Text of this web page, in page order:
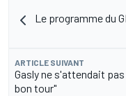
Le programme du
ARTICLE SUIVANT
Gasly ne s'attendait
bon tour"